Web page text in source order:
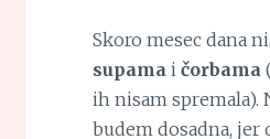
Skoro mesec dana
supama i čorbama
ih nisam spremala).
budem dosadna, jer